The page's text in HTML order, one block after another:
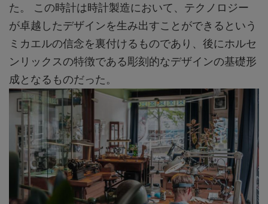
た。 この時計は時計製造において、テクノロジー
が卓越したデザインを生み出すことができるという
ミカエルの信念を裏付けるものであり、後にホルセ
ンリックスの特徴である彫刻的なデザインの基礎形
成となるものだった。